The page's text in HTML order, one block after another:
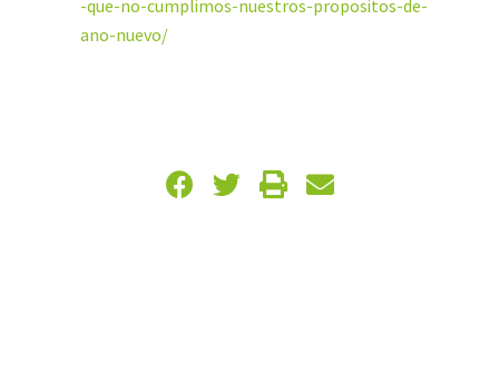
-que-no-cumplimos-nuestros-propositos-de-
ano-nuevo/